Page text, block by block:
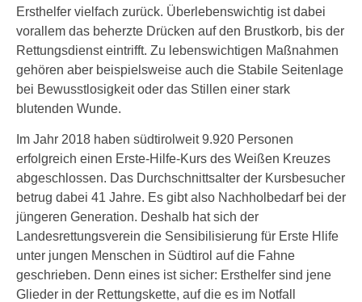
Ersthelfer vielfach zurück. Überlebenswichtig ist dabei
vorallem das beherzte Drücken auf den Brustkorb, bis der
Rettungsdienst eintrifft. Zu lebenswichtigen Maßnahmen
gehören aber beispielsweise auch die Stabile Seitenlage
bei Bewusstlosigkeit oder das Stillen einer stark
blutenden Wunde.
Im Jahr 2018 haben südtirolweit 9.920 Personen
erfolgreich einen Erste-Hilfe-Kurs des Weißen Kreuzes
abgeschlossen. Das Durchschnittsalter der Kursbesucher
betrug dabei 41 Jahre. Es gibt also Nachholbedarf bei der
jüngeren Generation. Deshalb hat sich der
Landesrettungsverein die Sensibilisierung für Erste Hlife
unter jungen Menschen in Südtirol auf die Fahne
geschrieben. Denn eines ist sicher: Ersthelfer sind jene
Glieder in der Rettungskette, auf die es im Notfall